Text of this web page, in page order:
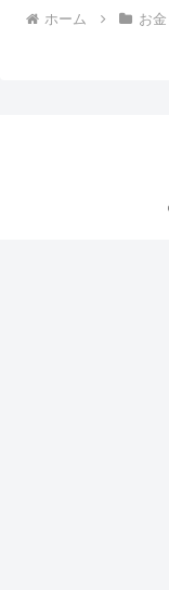
ホーム お